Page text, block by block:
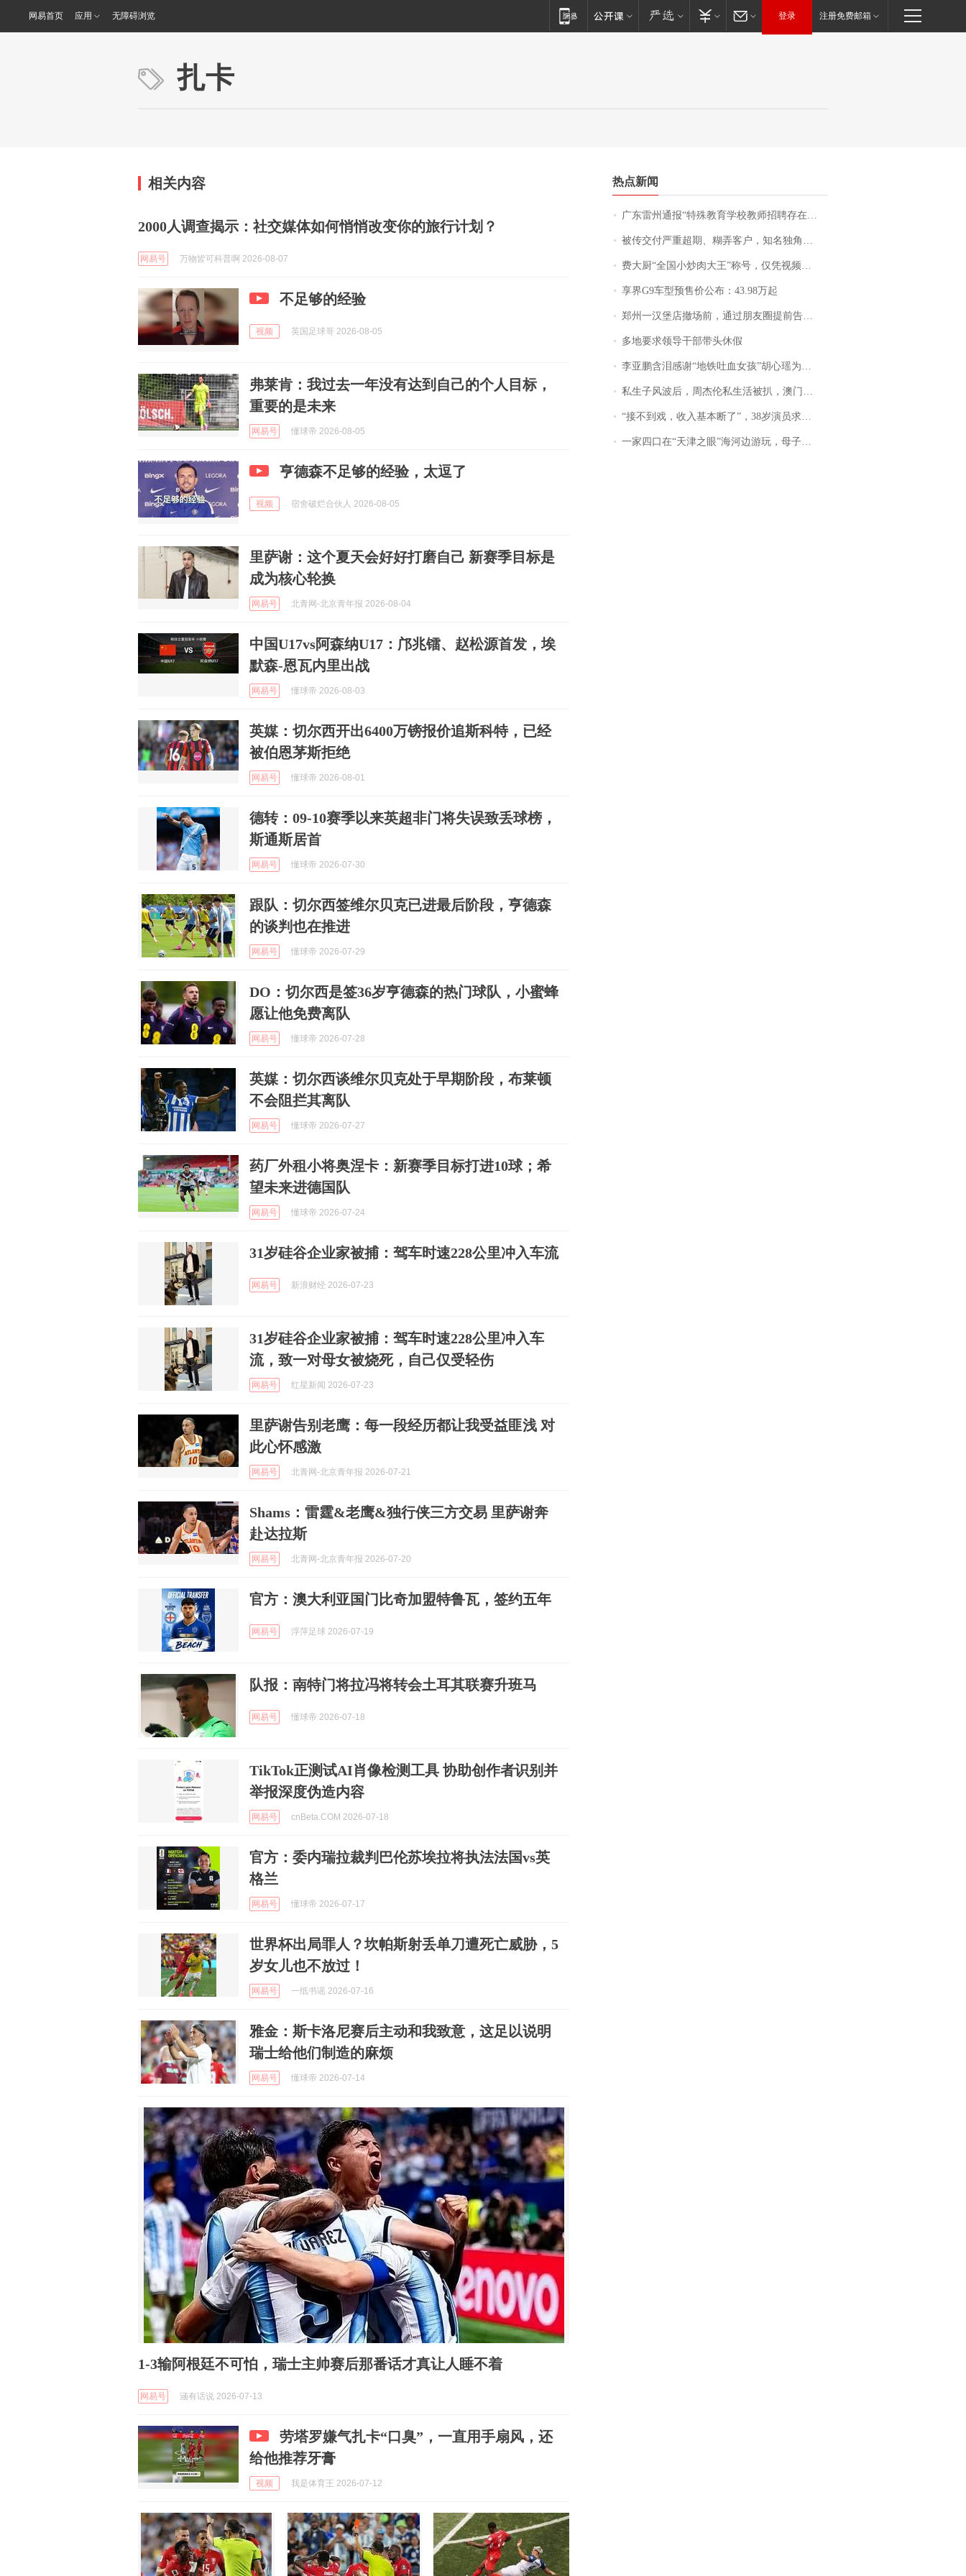
网易首页 应用 无障碍浏览 登录 注册免费邮箱
扎卡
相关内容
2000人调查揭示：社交媒体如何悄悄改变你的旅行计划？
网易号 万物皆可科普啊 2026-08-07
不足够的经验
视频 英国足球哥 2026-08-05
弗莱肯：我过去一年没有达到自己的个人目标，
重要的是未来
网易号 懂球帝 2026-08-05
亨德森不足够的经验，太逗了
视频 宿舍破烂合伙人 2026-08-05
里萨谢：这个夏天会好好打磨自己 新赛季目标是
成为核心轮换
网易号 北青网-北京青年报 2026-08-04
中国U17vs阿森纳U17：邝兆镭、赵松源首发，埃
默森-恩瓦内里出战
网易号 懂球帝 2026-08-03
英媒：切尔西开出6400万镑报价追斯科特，已经
被伯恩茅斯拒绝
网易号 懂球帝 2026-08-01
德转：09-10赛季以来英超非门将失误致丢球榜，
斯通斯居首
网易号 懂球帝 2026-07-30
跟队：切尔西签维尔贝克已进最后阶段，亨德森
的谈判也在推进
网易号 懂球帝 2026-07-29
DO：切尔西是签36岁亨德森的热门球队，小蜜蜂
愿让他免费离队
网易号 懂球帝 2026-07-28
英媒：切尔西谈维尔贝克处于早期阶段，布莱顿
不会阻拦其离队
网易号 懂球帝 2026-07-27
药厂外租小将奥涅卡：新赛季目标打进10球；希
望未来进德国队
网易号 懂球帝 2026-07-24
31岁硅谷企业家被捕：驾车时速228公里冲入车流
网易号 新浪财经 2026-07-23
31岁硅谷企业家被捕：驾车时速228公里冲入车
流，致一对母女被烧死，自己仅受轻伤
网易号 红星新闻 2026-07-23
里萨谢告别老鹰：每一段经历都让我受益匪浅 对
此心怀感激
网易号 北青网-北京青年报 2026-07-21
Shams：雷霆&老鹰&独行侠三方交易 里萨谢奔
赴达拉斯
网易号 北青网-北京青年报 2026-07-20
官方：澳大利亚国门比奇加盟特鲁瓦，签约五年
网易号 浮萍足球 2026-07-19
队报：南特门将拉冯将转会土耳其联赛升班马
网易号 懂球帝 2026-07-18
TikTok正测试AI肖像检测工具 协助创作者识别并
举报深度伪造内容
网易号 cnBeta.COM 2026-07-18
官方：委内瑞拉裁判巴伦苏埃拉将执法法国vs英
格兰
网易号 懂球帝 2026-07-17
世界杯出局罪人？坎帕斯射丢单刀遭死亡威胁，5
岁女儿也不放过！
网易号 一纸书谣 2026-07-16
雅金：斯卡洛尼赛后主动和我致意，这足以说明
瑞士给他们制造的麻烦
网易号 懂球帝 2026-07-14
1-3输阿根廷不可怕，瑞士主帅赛后那番话才真让人睡不着
网易号 涵有话说 2026-07-13
劳塔罗嫌气扎卡“口臭”，一直用手扇风，还
给他推荐牙膏
视频 我是体育王 2026-07-12
热点新闻
广东雷州通报“特殊教育学校教师招聘存在违规行为”：已启动问责程序 副校长被停职
被传交付严重超期、糊弄客户，知名独角兽车企创始人回应：都没证据，将依法采取措施，“本人长期与美国交管局保持沟通，对方表示肯定”
费大厨“全国小炒肉大王”称号，仅凭视频评出？中国烹饪协会回应
享界G9车型预售价公布：43.98万起
郑州一汉堡店撤场前，通过朋友圈提前告知逐一退费，有顾客仅剩1元也全被退回，分文不少；顾客：言而有信，让人感动
多地要求领导干部带头休假
李亚鹏含泪感谢“地铁吐血女孩”胡心瑶为嫣然天使捐99999元：这份捐赠太沉重，尊重其捐赠意愿，个人向胡心瑶和她的病友之家各捐赠99999元
私生子风波后，周杰伦私生活被扒，澳门输10亿传闻早已经水落石出
“接不到戏，收入基本断了”，38岁演员求职景区NPC：工作量断崖式下跌，留给我试错的时间不多了
一家四口在“天津之眼”海河边游玩，母子俩不幸溺亡